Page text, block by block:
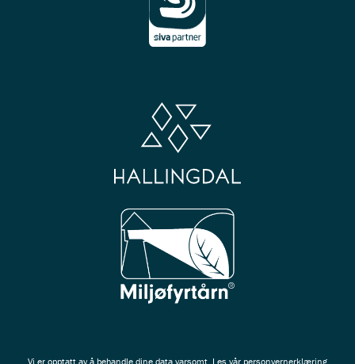
Vi er opptatt av å behandle dine data varsomt. Les vår personvernerklæring